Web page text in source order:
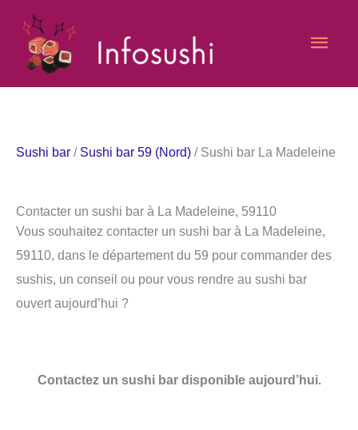
contenu
Sushi bar / Sushi bar 59 (Nord) / Sushi bar La Madeleine
Contacter un sushi bar à La Madeleine, 59110
Vous souhaitez contacter un sushi bar à La Madeleine,
59110, dans le département du 59 pour commander des
sushis, un conseil ou pour vous rendre au sushi bar
ouvert aujourd’hui ?
Contactez un sushi bar disponible aujourd’hui.